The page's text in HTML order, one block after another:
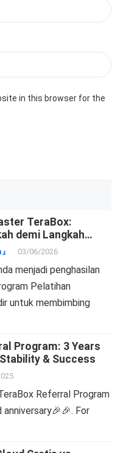
in this browser for the
TeraBox:
demi Langkah
Menjadi Cuan!
03/06/2026
menjadi penghasilan
Pelatihan
untuk membimbing
Program: 3 Years
& Success
Referral Program
For